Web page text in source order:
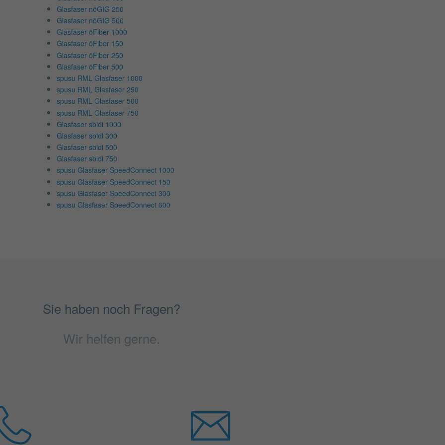
Glasfaser nöGIG 250
Glasfaser nöGIG 500
Glasfaser öFiber 1000
Glasfaser öFiber 150
Glasfaser öFiber 250
Glasfaser öFiber 500
spusu RML Glasfaser 1000
spusu RML Glasfaser 250
spusu RML Glasfaser 500
spusu RML Glasfaser 750
Glasfaser sbidi 1000
Glasfaser sbidi 300
Glasfaser sbidi 500
Glasfaser sbidi 750
spusu Glasfaser SpeedConnect 1000
spusu Glasfaser SpeedConnect 150
spusu Glasfaser SpeedConnect 300
spusu Glasfaser SpeedConnect 600
Sie haben noch Fragen?
Wir helfen gerne.